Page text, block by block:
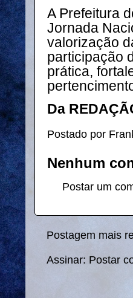
A Prefeitura
Jornada
valorização
participação
prática,
Da
Postado por
Nenhum
Postar um
Postagem mais
Assinar: Postar